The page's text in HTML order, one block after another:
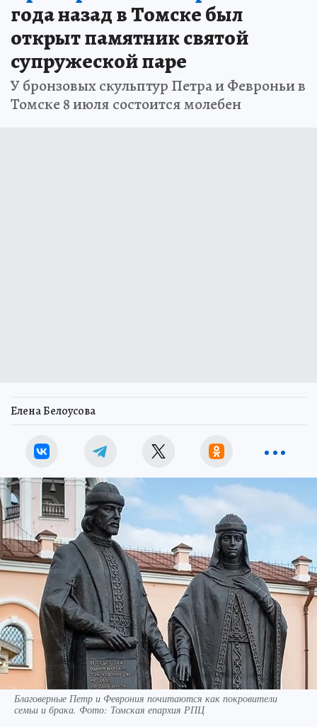
года назад в Томске был
открыт памятник святой
супружеской паре
У бронзовых скульптур Петра и Февроньи в
Томске 8 июля состоится молебен
Елена Белоусова
Благоверные Петр и Феврония почитаются как покровители
семьи и брака. Фото: Томская епархия РПЦ